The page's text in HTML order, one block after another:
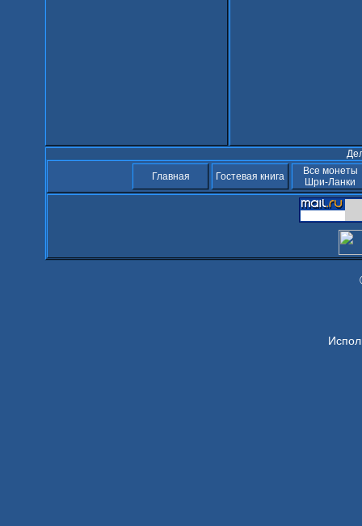
Главная
Гостевая книга
Все монеты
Шри-Ланки